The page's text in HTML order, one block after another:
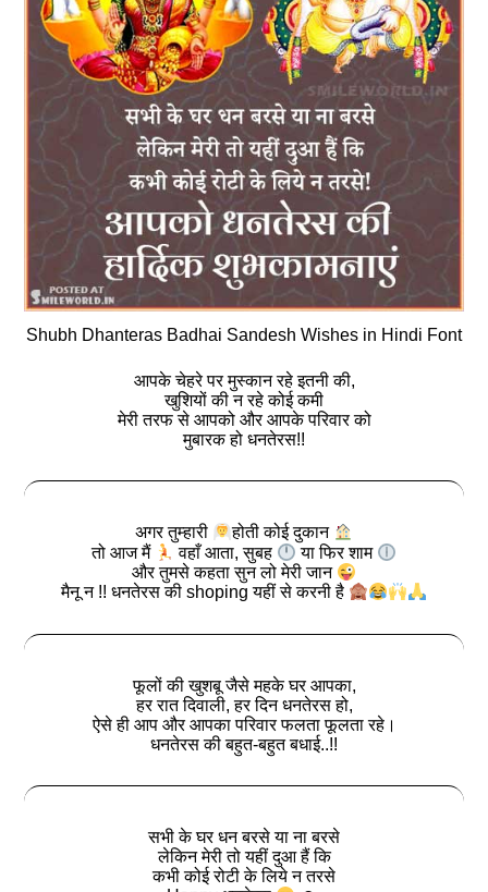
Shubh Dhanteras Badhai Sandesh Wishes in Hindi Font
आपके चेहरे पर मुस्कान रहे इतनी की,
खुशियों की न रहे कोई कमी
मेरी तरफ से आपको और आपके परिवार को
मुबारक हो धनतेरस!!
अगर तुम्हारी
होती कोई दुकान
तो आज मैं
वहाँ आता, सुबह
या फिर शाम
और तुमसे कहता सुन लो मेरी जान
मैनू न !! धनतेरस की shoping यहीं से करनी है
फूलों की खुशबू जैसे महके घर आपका,
हर रात दिवाली, हर दिन धनतेरस हो,
ऐसे ही आप और आपका परिवार फलता फूलता रहे।
धनतेरस की बहुत-बहुत बधाई..!!
सभी के घर धन बरसे या ना बरसे
लेकिन मेरी तो यहीं दुआ हैं कि
कभी कोई रोटी के लिये न तरसे